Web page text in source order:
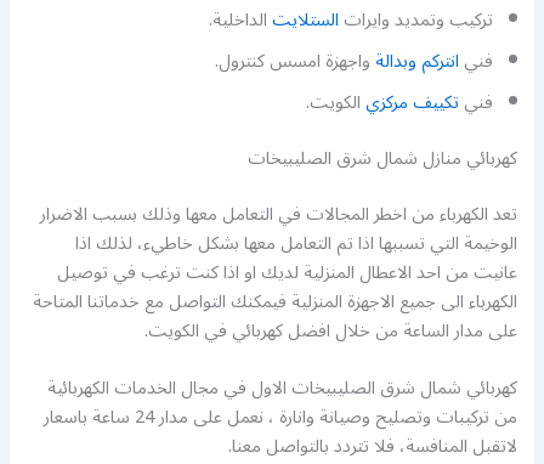
تركيب وتمديد وايراتالستلايتالداخلية.
فنيانتركم وبدالةواجهزة امسس كنترول.
فنيتكييف مركزيالكويت.
كهربائي منازل شمال شرق الصليبيخات
تعد الكهرباء من اخطر المجالات في التعامل معها وذلك بسبب الاضرار
الوخيمة التي تسببها اذا تم التعامل معها بشكل خاطيء، لذلك اذا
عانيت من احد الاعطال المنزلية لديك او اذا كنت ترغب في توصيل
الكهرباء الى جميع الاجهزة المنزلية فيمكنك التواصل مع خدماتنا المتاحة
على مدار الساعة من خلال افضل كهربائي في الكويت.
كهربائي شمال شرق الصليبيخات الاول في مجال الخدمات الكهربائية
من تركيبات وتصليح وصيانة وانارة ، نعمل على مدار 24 ساعة باسعار
لاتقبل المنافسة، فلا تتردد بالتواصل معنا.